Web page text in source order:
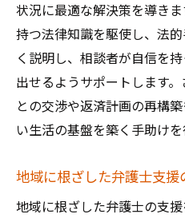
状況に最適な解決策を導き
持つ法律知識を駆使し、法
く説明し、相談者が自信を
出せるようサポートします
との交渉や返済計画の再構
い生活の基盤を築く手助けを
地域に根ざした弁護士支援
地域に根ざした弁護士の支